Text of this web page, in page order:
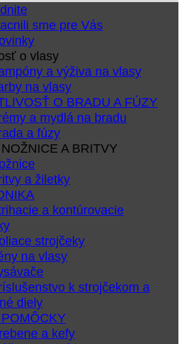
sme pre Vás
o vlasy
a výživa na vlasy
na vlasy
O BRADU A FÚZY
a mydlá na bradu
a fúzy
A BRITVY
a žiletky
a kontúrovacie
strojčeky
na vlasy
k strojčekom a
diely
a kefy